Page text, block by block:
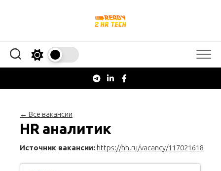
← Все вакансии
HR аналитик
Источник вакансии: https://hh.ru/vacancy/117021618